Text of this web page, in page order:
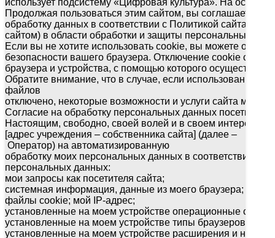
Продолжая пользоваться этим сайтом, вы соглашаетесь
обработку данных в соответствии с Политикой сайта
сайтом) в области обработки и защиты персональных
Если вы не хотите использовать cookie, вы можете
безопасности вашего браузера. Отключение cookie
браузера и устройства, с помощью которого
Обратите внимание, что в случае, если использование
файлов
отключено, некоторые возможности и услуги сайта могут
Согласие на обработку персональных данных
Настоящим, свободно, своей волей и в своем интересе
[адрес учреждения – собственника сайта] (далее –
Оператор) на автоматизированную
обработку моих персональных данных в соответствии
персональных данных:
мои запросы как посетителя сайта;
системная информация, данные из моего браузера;
файлы cookie; мой IP-адрес;
установленные на моем устройстве операционные
установленные на моем устройстве типы браузеров;
установленные на моем устройстве расширения и